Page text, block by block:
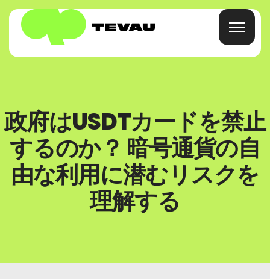
カード
財布
よくある質問
政府はUSDTカードを禁止
するのか？ 暗号通貨の自
由な利用に潜むリスクを
理解する